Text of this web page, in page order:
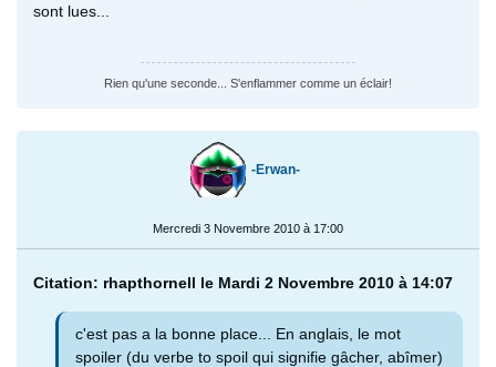
sont lues...
Rien qu'une seconde... S'enflammer comme un éclair!
-Erwan-
Mercredi 3 Novembre 2010 à 17:00
Citation: rhapthornell le Mardi 2 Novembre 2010 à 14:07
c'est pas a la bonne place... En anglais, le mot
spoiler (du verbe to spoil qui signifie gâcher, abîmer)